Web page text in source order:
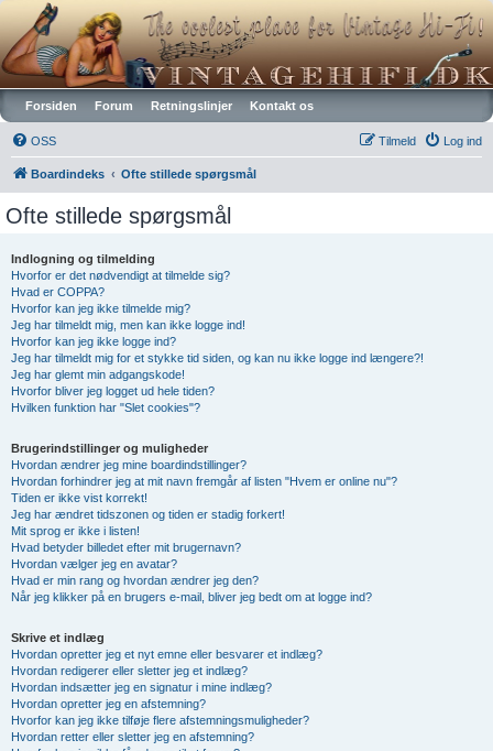
Vintagehifi.dk
Forsiden Forum Retningslinjer Kontakt os
OSS Log ind
Tilmeld
Boardindeks Ofte stillede spørgsmål
Ofte stillede spørgsmål
Indlogning og tilmelding
Hvorfor er det nødvendigt at tilmelde sig?
Hvad er COPPA?
Hvorfor kan jeg ikke tilmelde mig?
Jeg har tilmeldt mig, men kan ikke logge ind!
Hvorfor kan jeg ikke logge ind?
Jeg har tilmeldt mig for et stykke tid siden, og kan nu ikke logge ind længere?!
Jeg har glemt min adgangskode!
Hvorfor bliver jeg logget ud hele tiden?
Hvilken funktion har "Slet cookies"?
Brugerindstillinger og muligheder
Hvordan ændrer jeg mine boardindstillinger?
Hvordan forhindrer jeg at mit navn fremgår af listen "Hvem er online nu"?
Tiden er ikke vist korrekt!
Jeg har ændret tidszonen og tiden er stadig forkert!
Mit sprog er ikke i listen!
Hvad betyder billedet efter mit brugernavn?
Hvordan vælger jeg en avatar?
Hvad er min rang og hvordan ændrer jeg den?
Når jeg klikker på en brugers e-mail, bliver jeg bedt om at logge ind?
Skrive et indlæg
Hvordan opretter jeg et nyt emne eller besvarer et indlæg?
Hvordan redigerer eller sletter jeg et indlæg?
Hvordan indsætter jeg en signatur i mine indlæg?
Hvordan opretter jeg en afstemning?
Hvorfor kan jeg ikke tilføje flere afstemningsmuligheder?
Hvordan retter eller sletter jeg en afstemning?